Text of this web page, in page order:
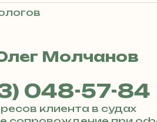
бронирования
Молчанов
048-57-84
клиента в судах